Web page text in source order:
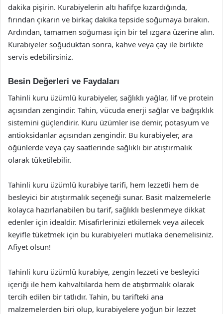
dakika pişirin. Kurabiyelerin altı hafifçe kızardığında,
fırından çıkarın ve birkaç dakika tepside soğumaya bırakın.
Ardından, tamamen soğuması için bir tel ızgara üzerine alın.
Kurabiyeler soğuduktan sonra, kahve veya çay ile birlikte
servis edebilirsiniz.
Besin Değerleri ve Faydaları
Tahinli kuru üzümlü kurabiyeler, sağlıklı yağlar, lif ve protein
açısından zengindir. Tahin, vücuda enerji sağlar ve bağışıklık
sistemini güçlendirir. Kuru üzümler ise demir, potasyum ve
antioksidanlar açısından zengindir. Bu kurabiyeler, ara
öğünlerde veya çay saatlerinde sağlıklı bir atıştırmalık
olarak tüketilebilir.
Tahinli kuru üzümlü kurabiye tarifi, hem lezzetli hem de
besleyici bir atıştırmalık seçeneği sunar. Basit malzemelerle
kolayca hazırlanabilen bu tarif, sağlıklı beslenmeye dikkat
edenler için idealdir. Misafirlerinizi etkilemek veya ailecek
keyifle tüketmek için bu kurabiyeleri mutlaka denemelisiniz.
Afiyet olsun!
Tahinli kuru üzümlü kurabiye, zengin lezzeti ve besleyici
içeriği ile hem kahvaltılarda hem de atıştırmalık olarak
tercih edilen bir tatlıdır. Tahin, bu tarifteki ana
malzemelerden biri olup, kurabiyelere yoğun bir lezzet